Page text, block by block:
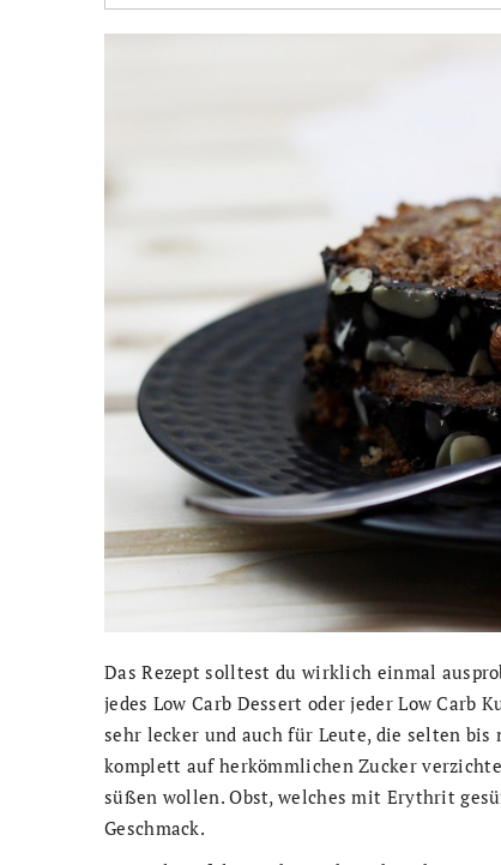
Das Rezept solltest du wirklich einmal
jedes Low Carb Dessert oder jeder Low Carb
sehr lecker und auch für Leute, die selten
komplett auf herkömmlichen Zucker
süßen wollen. Obst, welches mit Erythrit
Geschmack.